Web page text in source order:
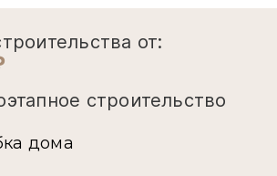
от:
строительство
дома